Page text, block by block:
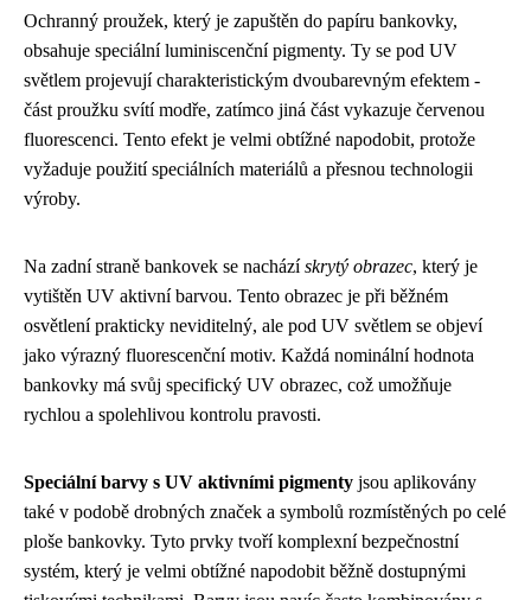
Ochranný proužek, který je zapuštěn do papíru bankovky,
obsahuje speciální luminiscenční pigmenty. Ty se pod UV
světlem projevují charakteristickým dvoubarevným efektem -
část proužku svítí modře, zatímco jiná část vykazuje červenou
fluorescenci. Tento efekt je velmi obtížné napodobit, protože
vyžaduje použití speciálních materiálů a přesnou technologii
výroby.
Na zadní straně bankovek se nacházískrytý obrazec, který je
vytištěn UV aktivní barvou. Tento obrazec je při běžném
osvětlení prakticky neviditelný, ale pod UV světlem se objeví
jako výrazný fluorescenční motiv. Každá nominální hodnota
bankovky má svůj specifický UV obrazec, což umožňuje
rychlou a spolehlivou kontrolu pravosti.
Speciální barvy s UV aktivními pigmenty jsou aplikovány
také v podobě drobných značek a symbolů rozmístěných po celé
ploše bankovky. Tyto prvky tvoří komplexní bezpečnostní
systém, který je velmi obtížné napodobit běžně dostupnými